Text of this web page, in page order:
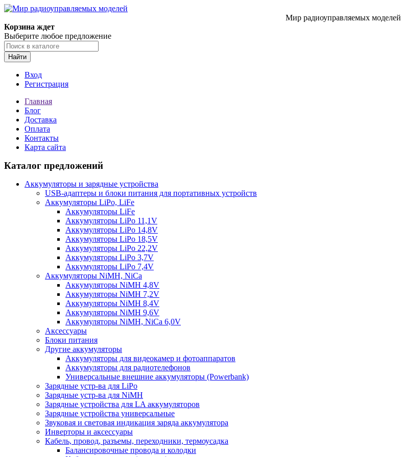
Мир радиоуправляемых моделей
Корзина ждет
Выберите любое предложение
Найти
Вход
Регистрация
Главная
Блог
Доставка
Оплата
Контакты
Карта сайта
Каталог предложений
Аккумуляторы и зарядные устройства
USB-адаптеры и блоки питания для портативных устройств
Аккумуляторы LiPo, LiFe
Аккумуляторы LiFe
Аккумуляторы LiPo 11,1V
Аккумуляторы LiPo 14,8V
Аккумуляторы LiPo 18,5V
Аккумуляторы LiPo 22,2V
Аккумуляторы LiPo 3,7V
Аккумуляторы LiPo 7,4V
Аккумуляторы NiMH, NiCa
Аккумуляторы NiMH 4,8V
Аккумуляторы NiMH 7,2V
Аккумуляторы NiMH 8,4V
Аккумуляторы NiMH 9,6V
Аккумуляторы NiMH, NiCa 6,0V
Аксессуары
Блоки питания
Другие аккумуляторы
Аккумуляторы для видеокамер и фотоаппаратов
Аккумуляторы для радиотелефонов
Универсальные внешние аккумуляторы (Powerbank)
Зарядные устр-ва для LiPo
Зарядные устр-ва для NiMH
Зарядные устройства для LA аккумуляторов
Зарядные устройства универсальные
Звуковая и световая индикация заряда аккумулятора
Инверторы и аксессуары
Кабель, провод, разъемы, переходники, термоусадка
Балансировочные провода и колодки